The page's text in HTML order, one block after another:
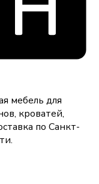
мебель для
кроватей,
по Санкт-